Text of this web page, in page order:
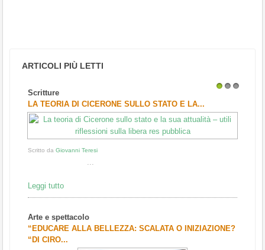
ARTICOLI PIÙ LETTI
Scritture
LA TEORIA DI CICERONE SULLO STATO E LA...
Scritto da Giovanni Teresi
...
Leggi tutto
Arte e spettacolo
“EDUCARE ALLA BELLEZZA: SCALATA O INIZIAZIONE?
“DI CIRO...